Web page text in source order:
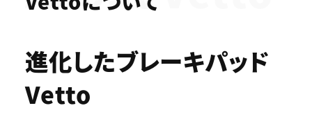
進化したブレーキパッド
Vetto